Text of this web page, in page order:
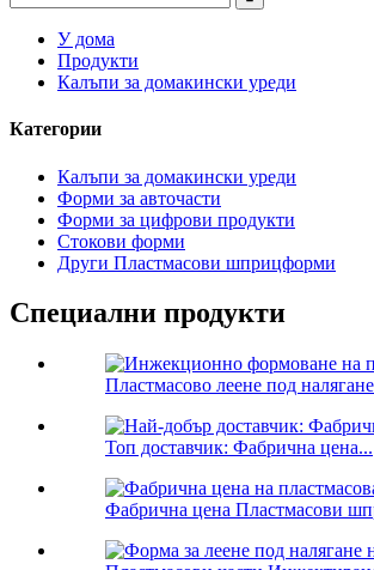
У дома
Продукти
Калъпи за домакински уреди
Категории
Калъпи за домакински уреди
Форми за авточасти
Форми за цифрови продукти
Стокови форми
Други Пластмасови шприцформи
Специални продукти
Пластмасово леене под
Топ доставчик: Фабрична цена...
Фабрична цена Пластмасови